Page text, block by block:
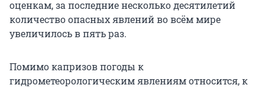
оценкам, за последние несколько десятилетий
количество опасных явлений во всём мире
увеличилось в пять раз.
Помимо капризов погоды к
гидрометеорологическим явлениям относится, к